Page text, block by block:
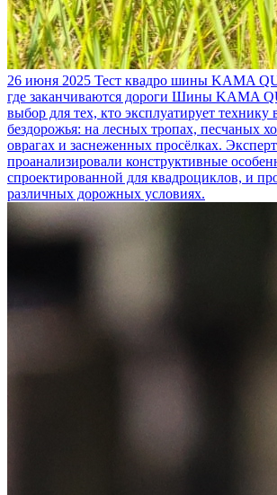
26 июня 2025 Тест квадро шины KAMA
где заканчиваются дороги Шины KAMA
выбор для тех, кто эксплуатирует технику
бездорожья: на лесных тропах, песчаных
оврагах и заснеженных просёлках.
проанализировали конструктивные
спроектированной для квадроциклов, и
различных дорожных условиях.